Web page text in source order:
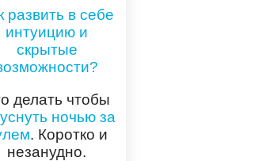
развить в себе
интуицию и
скрытые
делать чтобы
ночью за
. Коротко и
незанудно.